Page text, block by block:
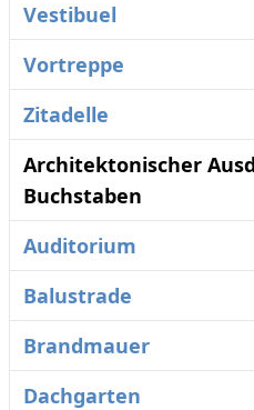
Vestibuel
Vortreppe
Zitadelle
Architektonischer
Buchstaben
Auditorium
Balustrade
Brandmauer
Dachgarten